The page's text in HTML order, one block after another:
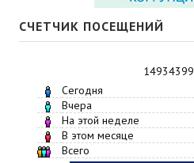
СЧЕТЧИК ПОСЕЩЕНИЙ
14934399
Сегодня
Вчера
На этой неделе
В этом месяце
Всего